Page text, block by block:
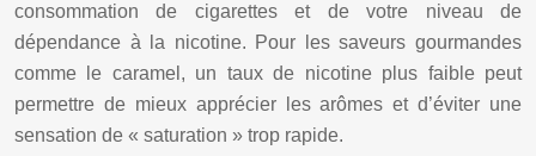
consommation de cigarettes et de votre niveau de
dépendance à la nicotine. Pour les saveurs gourmandes
comme le caramel, un taux de nicotine plus faible peut
permettre de mieux apprécier les arômes et d’éviter une
sensation de « saturation » trop rapide.